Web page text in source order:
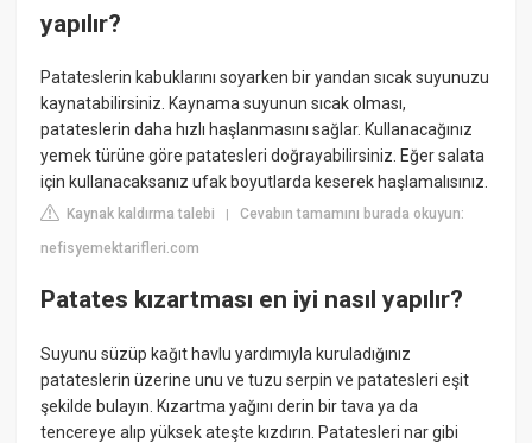
yapılır?
Patateslerin kabuklarını soyarken bir yandan sıcak suyunuzu
kaynatabilirsiniz. Kaynama suyunun sıcak olması,
patateslerin daha hızlı haşlanmasını sağlar. Kullanacağınız
yemek türüne göre patatesleri doğrayabilirsiniz. Eğer salata
için kullanacaksanız ufak boyutlarda keserek haşlamalısınız.
Kaynak kaldırma talebi |Cevabın tamamını burada okuyun:
nefisyemektarifleri.com
Patates kızartması en iyi nasıl yapılır?
Suyunu süzüp kağıt havlu yardımıyla kuruladığınız
patateslerin üzerine unu ve tuzu serpin ve patatesleri eşit
şekilde bulayın. Kızartma yağını derin bir tava ya da
tencereye alıp yüksek ateşte kızdırın. Patatesleri nar gibi